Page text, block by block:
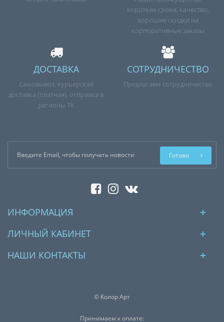
короткие сроки, качество,
хорошие скидки на
корпоративные заказы
ДОСТАВКА
Самовывоз, курьерская
доставка (платная), отправка в
регионы ТК
СОТРУДНИЧЕСТВО
Предлагаем сотрудничество
Готово
ИНФОРМАЦИЯ
ЛИЧНЫЙ КАБИНЕТ
НАШИ КОНТАКТЫ
© Колор Арт
Принимаем к оплате: